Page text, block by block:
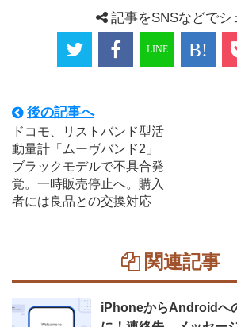
記事をSNSなどでシ
後の記事へ
ドコモ、リストバンド型活
動量計「ムーヴバンド2」
ブラックモデルで不具合発
覚。一時販売停止へ。購入
者には良品との交換対応
関連記事
iPhoneからAndroidへ